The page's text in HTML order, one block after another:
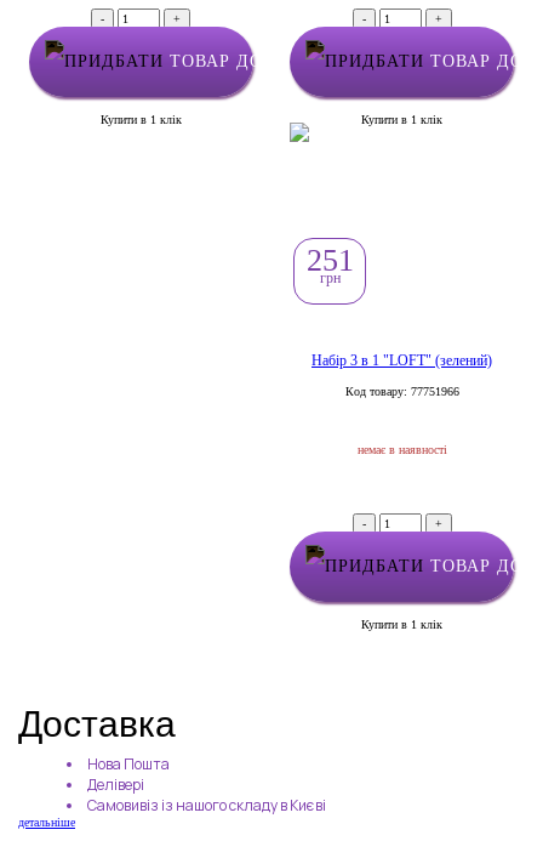
- +
ТОВАР ДОДАНО У КОШИК
Купити в 1 клік
- +
ТОВАР
Купити в 1 клік
Набір 3 в 1 "LOFT" (зелений)
Код товару: 77751966
251
грн
немає в наявності
- +
ТОВАР
Купити в 1 клік
Доставка
Нова Пошта
Делівері
Самовивіз із нашого складу в Києві
детальніше